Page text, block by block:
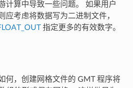
计算中导致一些问题。 如果用户
应考虑将数据写为二进制文件，
指定更多的有效数字。
何，创建网格文件的 GMT 程序将